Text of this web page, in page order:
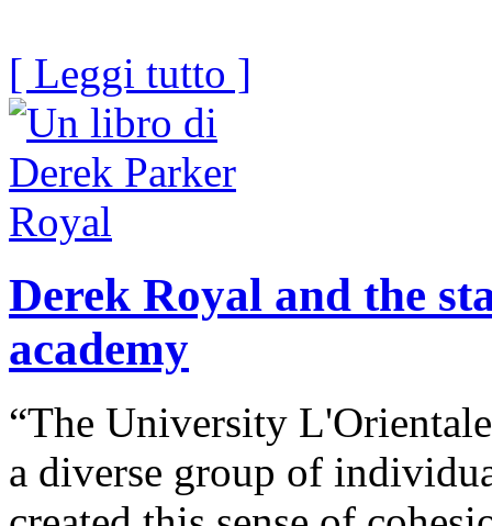
[ Leggi tutto ]
Derek Royal and the
academy
“The University
a diverse group of